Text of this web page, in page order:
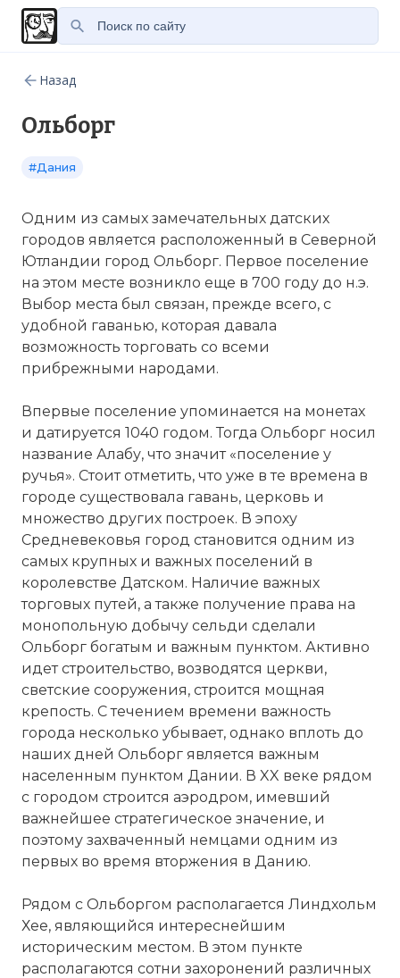
Назад
Ольборг
#Дания
Одним из самых замечательных датских
городов является расположенный в Северной
Ютландии город Ольборг. Первое поселение
на этом месте возникло еще в 700 году до н.э.
Выбор места был связан, прежде всего, с
удобной гаванью, которая давала
возможность торговать со всеми
прибрежными народами.
Впервые поселение упоминается на монетах
и датируется 1040 годом. Тогда Ольборг носил
название Алабу, что значит «поселение у
ручья». Стоит отметить, что уже в те времена в
городе существовала гавань, церковь и
множество других построек. В эпоху
Средневековья город становится одним из
самых крупных и важных поселений в
королевстве Датском. Наличие важных
торговых путей, а также получение права на
монопольную добычу сельди сделали
Ольборг богатым и важным пунктом. Активно
идет строительство, возводятся церкви,
светские сооружения, строится мощная
крепость. С течением времени важность
города несколько убывает, однако вплоть до
наших дней Ольборг является важным
населенным пунктом Дании. В XX веке рядом
с городом строится аэродром, имевший
важнейшее стратегическое значение, и
поэтому захваченный немцами одним из
первых во время вторжения в Данию.
Рядом с Ольборгом располагается Линдхольм
Хее, являющийся интереснейшим
историческим местом. В этом пункте
располагаются сотни захоронений различных